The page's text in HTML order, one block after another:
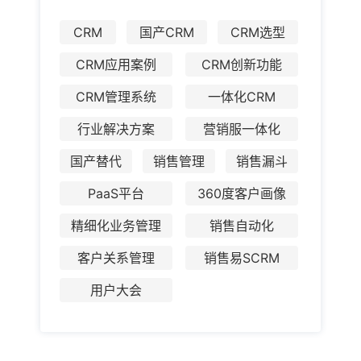
CRM 国产CRM
CRM选型
CRM应用案例
CRM创新功能
CRM管理系统
一体化CRM
行业解决方案
营销服一体化
国产替代
销售管理
销售漏斗
PaaS平台
360度客户画像
精细化业务管理
销售自动化
客户关系管理
销售易SCRM
用户大会